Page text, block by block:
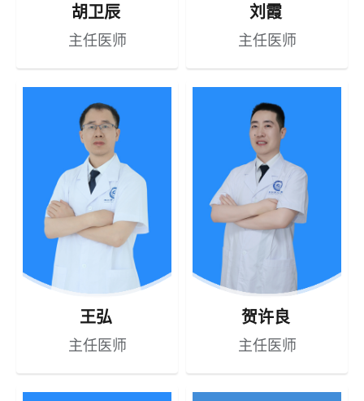
胡卫辰
主任医师
刘霞
主任医师
王弘
主任医师
贺许良
主任医师